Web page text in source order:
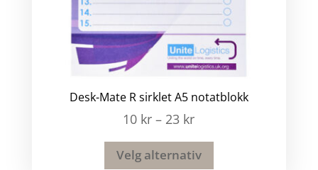
Desk-Mate R sirklet A5 notatblokk
10 kr – 23 kr
Velg alternativ